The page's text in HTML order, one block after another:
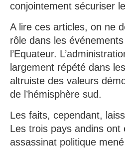
conjointement sécuriser
A lire ces articles, on ne
rôle dans les
l’Equateur.
largement répété dans
altruiste des valeurs
de l’hémisphère sud.
Les faits, cependant,
Les trois pays andins
assassinat politique